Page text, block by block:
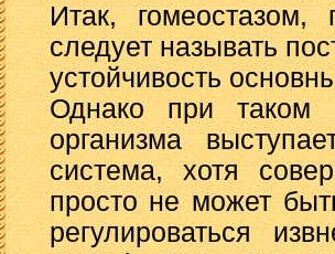
Итак,
следует называть
устойчивость
Однако при таком
организма
система, хотя
просто не может
регулироваться